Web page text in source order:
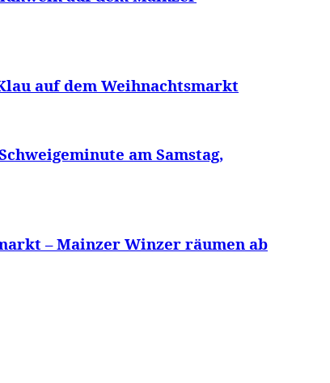
auf dem Weihnachtsmarkt
am Samstag,
– Mainzer Winzer räumen ab